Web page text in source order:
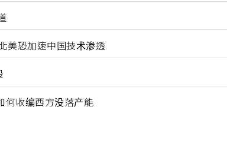
恐加速中国技术渗透
收编西方没落产能